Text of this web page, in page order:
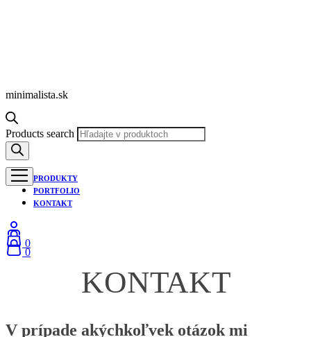
minimalista.sk
Products search
PRODUKTY
PORTFOLIO
KONTAKT
0
0
KONTAKT
V prípade akýchkoľvek otázok mi